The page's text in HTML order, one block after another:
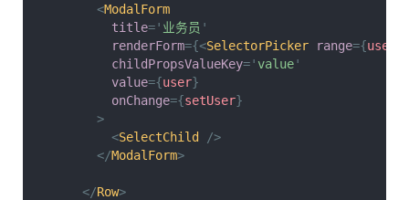
<ModalForm
title=' 业务员 '
renderForm={<SelectorPicker range={users
childPropsValueKey=' value'
value={user}
onChange={setUser}
>
<SelectChild
/>
</ModalForm>
</Row>